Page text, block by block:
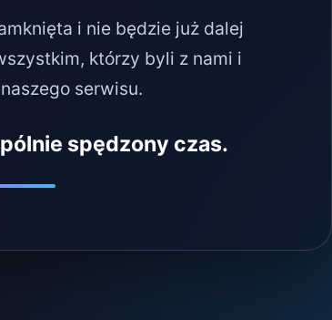
i nie będzie już dalej
którzy byli z nami i
serwisu.
spędzony czas.